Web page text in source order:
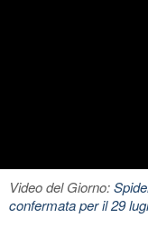
Video del Giorno:
confermata per il 29